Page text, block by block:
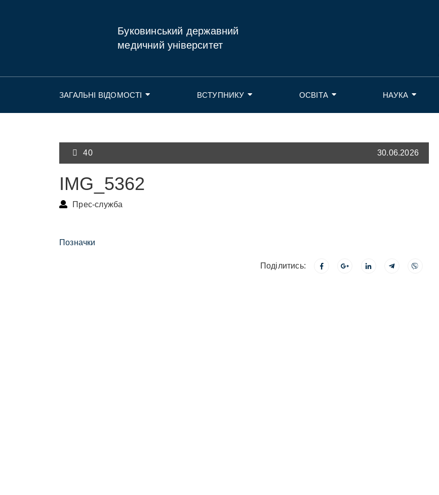
Буковинський державний
медичний університет
ЗАГАЛЬНІ ВІДОМОСТІ ВСТУПНИКУ ОСВІТА НАУКА
40 30.06.2026
IMG_5362
Прес-служба
Позначки
Поділитись: